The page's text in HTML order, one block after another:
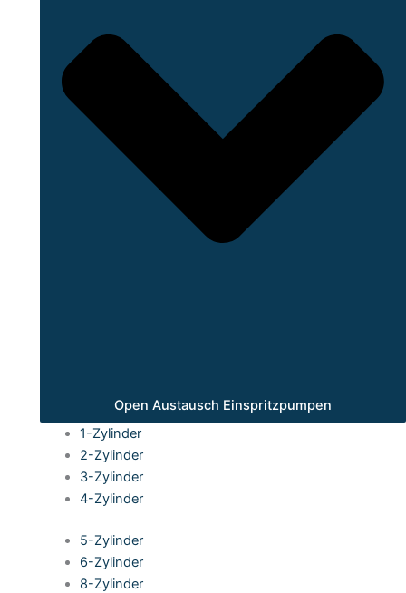
Open Austausch Einspritzpumpen
1-Zylinder
2-Zylinder
3-Zylinder
4-Zylinder
5-Zylinder
6-Zylinder
8-Zylinder